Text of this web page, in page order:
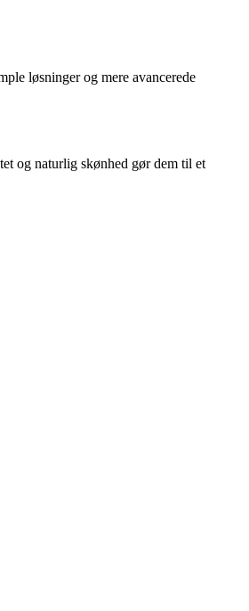
løsninger og mere avancerede
og naturlig skønhed gør dem til et